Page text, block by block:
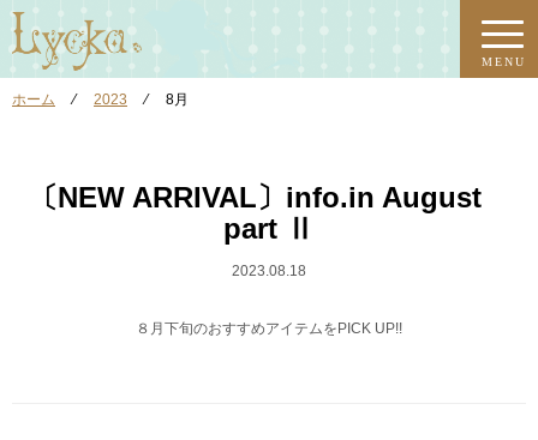
MENU
ホーム ⁄ 2023 ⁄ 8月
〔NEW ARRIVAL〕info.in August
part Ⅱ
2023.08.18
８月下旬のおすすめアイテムをPICK UP!!